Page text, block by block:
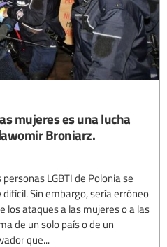
mujeres es una lucha
Broniarz.
LGBTI de Polonia se
Sin embargo, sería erróneo
los ataques a las mujeres o a las
de un solo país o de un
que...